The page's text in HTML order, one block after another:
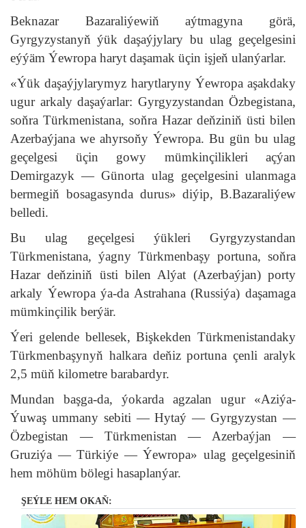
Beknazar Bazaraliýewiň aýtmagyna görä,
Gyrgyzystanyň ýük daşaýjylary bu ulag geçelgesini
eýýäm Ýewropa haryt daşamak üçin işjeň ulanýarlar.
«Ýük daşaýjylarymyz harytlaryny Ýewropa aşakdaky
ugur arkaly daşaýarlar: Gyrgyzystandan Özbegistana,
soňra Türkmenistana, soňra Hazar deňziniň üsti bilen
Azerbaýjana we ahyrsoňy Ýewropa. Bu gün bu ulag
geçelgesi üçin gowy mümkinçilikleri açýan
Demirgazyk — Günorta ulag geçelgesini ulanmaga
bermegiň bosagasynda durus» diýip, B.Bazaraliýew
belledi.
Bu ulag geçelgesi ýükleri Gyrgyzystandan
Türkmenistana, ýagny Türkmenbaşy portuna, soňra
Hazar deňziniň üsti bilen Alýat (Azerbaýjan) porty
arkaly Ýewropa ýa-da Astrahana (Russiýa) daşamaga
mümkinçilik berýär.
Ýeri gelende bellesek, Bişkekden Türkmenistandaky
Türkmenbaşynyň halkara deňiz portuna çenli aralyk
2,5 müň kilometre barabardyr.
Mundan başga-da, ýokarda agzalan ugur «Aziýa-
Ýuwaş ummany sebiti — Hytaý — Gyrgyzystan —
Özbegistan — Türkmenistan — Azerbaýjan —
Gruziýa — Türkiýe — Ýewropa» ulag geçelgesiniň
hem möhüm bölegi hasaplanýar.
ŞEÝLE HEM OKAŇ: